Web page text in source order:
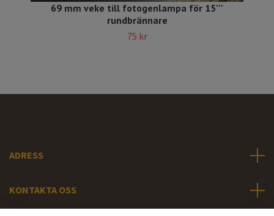
69 mm veke till fotogenlampa för 15'''
rundbrännare
75 kr
ADRESS
KONTAKTA OSS